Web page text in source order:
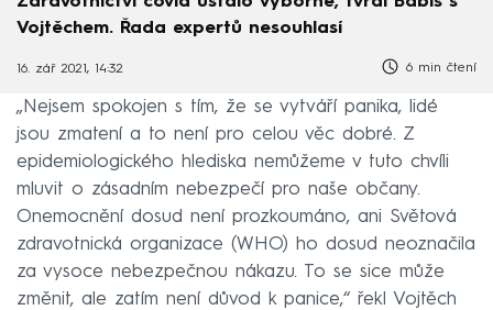
Vojtěchem. Řada expertů nesouhlasí
16. zář 2021, 14:32 6 min čtení
„Nejsem spokojen s tím, že se vytváří panika, lidé
jsou zmatení a to není pro celou věc dobré. Z
epidemiologického hlediska nemůžeme v tuto chvíli
mluvit o zásadním nebezpečí pro naše občany.
Onemocnění dosud není prozkoumáno, ani Světová
zdravotnická organizace (WHO) ho dosud neoznačila
za vysoce nebezpečnou nákazu. To se sice může
změnit, ale zatím není důvod k panice,“ řekl Vojtěch